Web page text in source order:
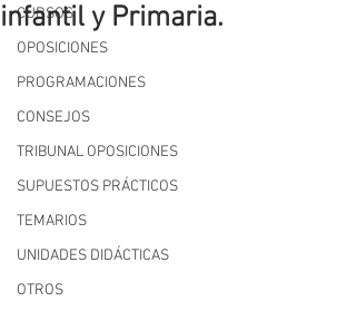
CURSOS
OPOSICIONES
PROGRAMACIONES
CONSEJOS
TRIBUNAL OPOSICIONES
SUPUESTOS PRÁCTICOS
TEMARIOS
UNIDADES DIDÁCTICAS
OTROS
infantil y Primaria.